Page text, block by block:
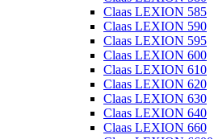
Claas LEXION 585
Claas LEXION 590
Claas LEXION 595
Claas LEXION 600
Claas LEXION 610
Claas LEXION 620
Claas LEXION 630
Claas LEXION 640
Claas LEXION 660